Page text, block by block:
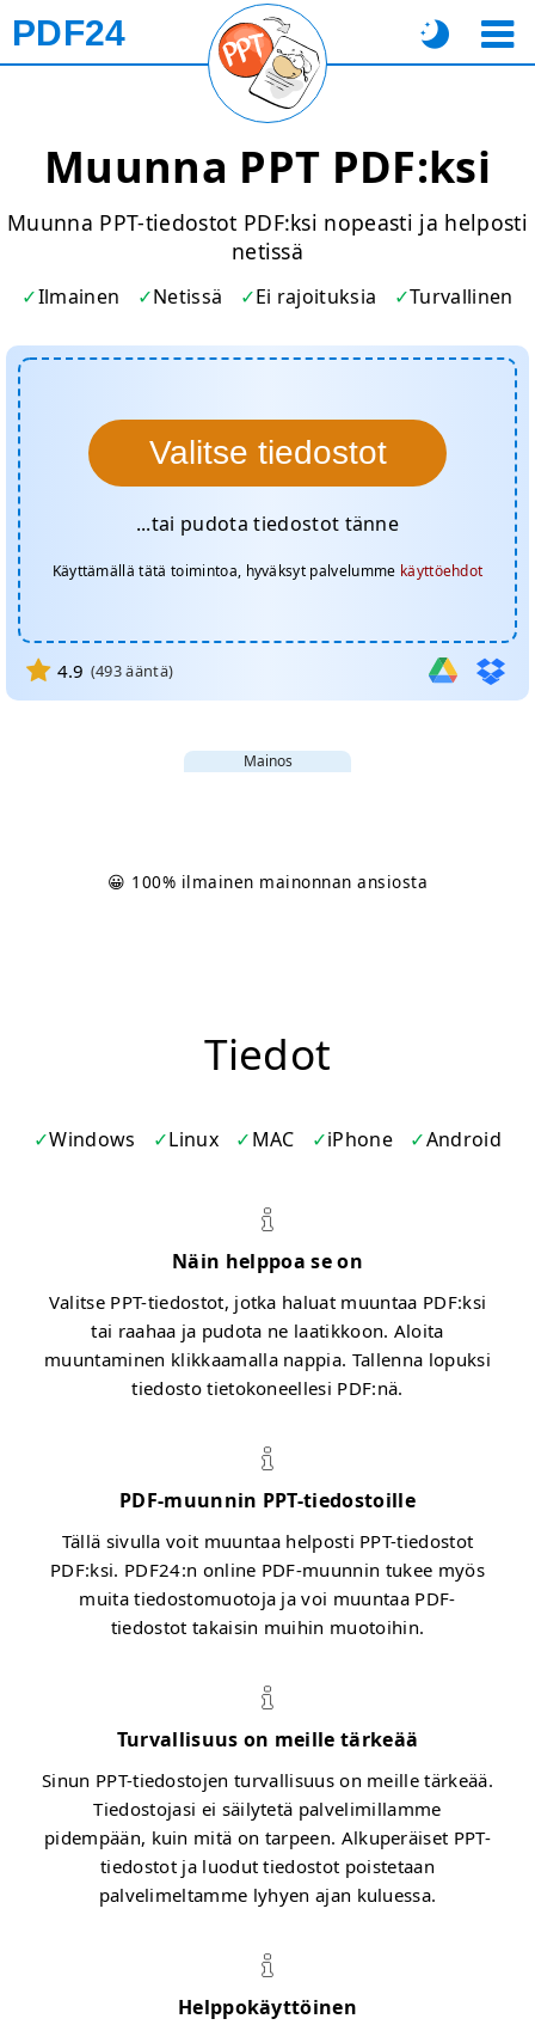
PDF24
Muunna PPT PDF:ksi
Muunna PPT-tiedostot PDF:ksi nopeasti ja helposti
netissä
Ilmainen Netissä Ei rajoituksia Turvallinen
Valitse tiedostot
...tai pudota tiedostot tänne
Käyttämällä tätä toimintoa, hyväksyt palvelumme käyttöehdot
4.9 (493ääntä)
Mainos
😀 100% ilmainen mainonnan ansiosta
Tiedot
Windows Linux MAC iPhone Android
Näin helppoa se on
Valitse PPT-tiedostot, jotka haluat muuntaa PDF:ksi
tai raahaa ja pudota ne laatikkoon. Aloita
muuntaminen klikkaamalla nappia. Tallenna lopuksi
tiedosto tietokoneellesi PDF:nä.
PDF-muunnin PPT-tiedostoille
Tällä sivulla voit muuntaa helposti PPT-tiedostot
PDF:ksi. PDF24:n online PDF-muunnin tukee myös
muita tiedostomuotoja ja voi muuntaa PDF-
tiedostot takaisin muihin muotoihin.
Turvallisuus on meille tärkeää
Sinun PPT-tiedostojen turvallisuus on meille tärkeää.
Tiedostojasi ei säilytetä palvelimillamme
pidempään, kuin mitä on tarpeen. Alkuperäiset PPT-
tiedostot ja luodut tiedostot poistetaan
palvelimeltamme lyhyen ajan kuluessa.
Helppokäyttöinen